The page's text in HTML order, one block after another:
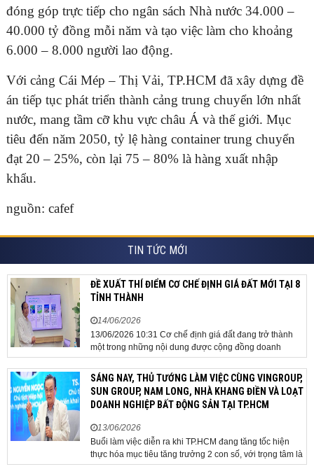
đóng góp trực tiếp cho ngân sách Nhà nước 34.000 –
40.000 tỷ đồng mỗi năm và tạo việc làm cho khoảng
6.000 – 8.000 người lao động.
Với cảng Cái Mép – Thị Vải, TP.HCM đã xây dựng đề
án tiếp tục phát triển thành cảng trung chuyển lớn nhất
nước, mang tầm cỡ khu vực châu Á và thế giới. Mục
tiêu đến năm 2050, tỷ lệ hàng container trung chuyển
đạt 20 – 25%, còn lại 75 – 80% là hàng xuất nhập
khẩu.
nguồn: cafef
TIN TỨC MỚI
ĐỀ XUẤT THÍ ĐIỂM CƠ CHẾ ĐỊNH GIÁ ĐẤT MỚI TẠI 8
TỈNH THÀNH
14/06/2026
13/06/2026 10:31 Cơ chế định giá đất đang trở thành
một trong những nội dung được cộng đồng doanh
nghiệp, các chuyên gia và cơ quan quản lý đặc biệt
quan tâm khi tác động trực tiếp đến quá trình triển khai
dự án, thu hút đầu tư và sự phát triển ổn định của...
SÁNG NAY, THỦ TƯỚNG LÀM VIỆC CÙNG VINGROUP,
SUN GROUP, NAM LONG, NHÀ KHANG ĐIỀN VÀ LOẠT
DOANH NGHIỆP BẤT ĐỘNG SẢN TẠI TP.HCM
13/06/2026
Buổi làm việc diễn ra khi TP.HCM đang tăng tốc hiện
thực hóa mục tiêu tăng trưởng 2 con số, với trọng tâm là
giải ngân đầu tư công, hoàn thiện mô hình chính quyền